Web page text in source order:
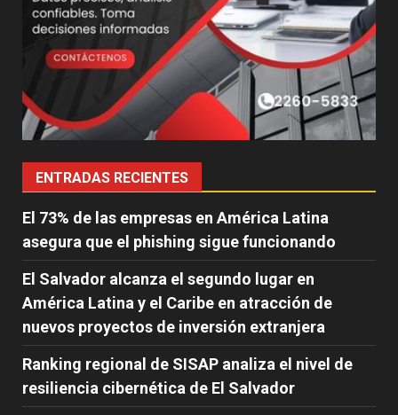
ENTRADAS RECIENTES
El 73% de las empresas en América Latina
asegura que el phishing sigue funcionando
El Salvador alcanza el segundo lugar en
América Latina y el Caribe en atracción de
nuevos proyectos de inversión extranjera
Ranking regional de SISAP analiza el nivel de
resiliencia cibernética de El Salvador